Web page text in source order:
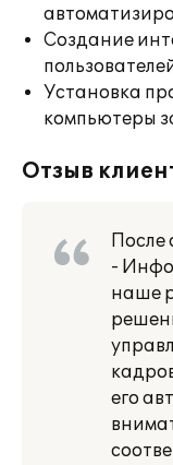
Создание
Установка
компьютеры
Отзыв
После
-
наше
его